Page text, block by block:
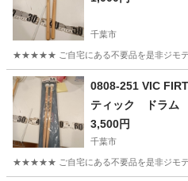
千葉市
★★★★★ ご自宅にある不要品を是非ジモテ
千葉 千葉市
0808-251 VIC
ティック ドラム
3,500円
千葉市
★★★★★ ご自宅にある不要品を是非ジモテ